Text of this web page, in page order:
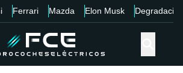
Ferrari Mazda Elon Musk Degradación